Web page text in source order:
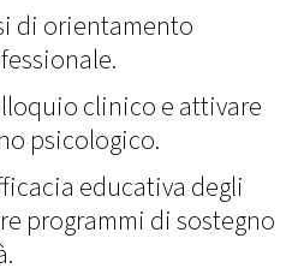
di orientamento
clinico e attivare
psicologico.
educativa degli
programmi di sostegno